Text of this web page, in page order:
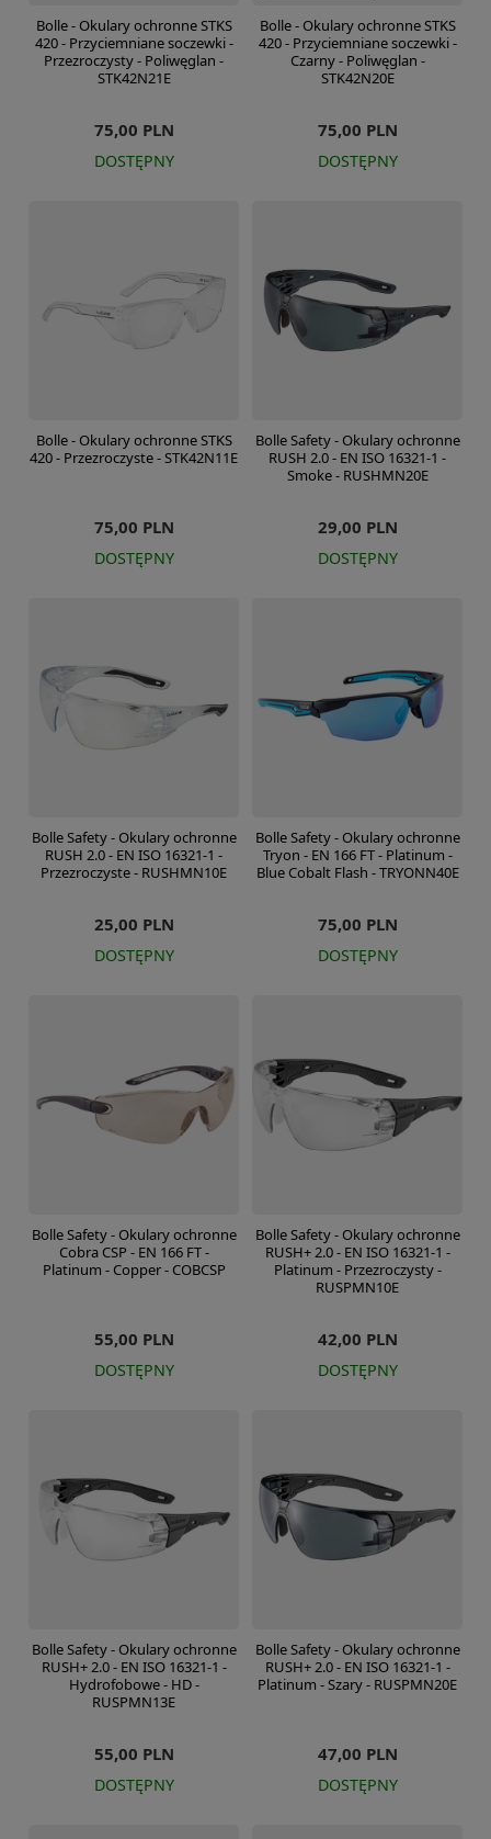
Bolle - Okulary ochronne STKS
420 - Przyciemniane soczewki -
Przezroczysty - Poliwęglan -
STK42N21E
75,00 PLN
DOSTĘPNY
Bolle - Okulary ochronne STKS
420 - Przyciemniane soczewki -
Czarny - Poliwęglan -
STK42N20E
75,00 PLN
DOSTĘPNY
Bolle - Okulary ochronne STKS
420 - Przezroczyste - STK42N11E
75,00 PLN
DOSTĘPNY
Bolle Safety - Okulary ochronne
RUSH 2.0 - EN ISO 16321-1 -
Smoke - RUSHMN20E
29,00 PLN
DOSTĘPNY
Bolle Safety - Okulary ochronne
RUSH 2.0 - EN ISO 16321-1 -
Przezroczyste - RUSHMN10E
25,00 PLN
DOSTĘPNY
Bolle Safety - Okulary ochronne
Tryon - EN 166 FT - Platinum -
Blue Cobalt Flash - TRYONN40E
75,00 PLN
DOSTĘPNY
Bolle Safety - Okulary ochronne
Cobra CSP - EN 166 FT -
Platinum - Copper - COBCSP
55,00 PLN
DOSTĘPNY
Bolle Safety - Okulary ochronne
RUSH+ 2.0 - EN ISO 16321-1 -
Platinum - Przezroczysty -
RUSPMN10E
42,00 PLN
DOSTĘPNY
Bolle Safety - Okulary ochronne
RUSH+ 2.0 - EN ISO 16321-1 -
Hydrofobowe - HD -
RUSPMN13E
55,00 PLN
DOSTĘPNY
Bolle Safety - Okulary ochronne
RUSH+ 2.0 - EN ISO 16321-1 -
Platinum - Szary - RUSPMN20E
47,00 PLN
DOSTĘPNY